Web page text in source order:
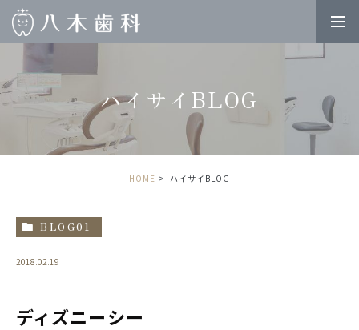
ハイサイBLOG
HOME ハイサイBLOG
BLOG01
2018.02.19
ディズニーシー